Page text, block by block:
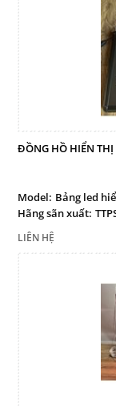
ĐỒNG HỒ HIỂN THỊ
Model: Bảng led
Hãng sãn xuất:
LIÊN HỆ